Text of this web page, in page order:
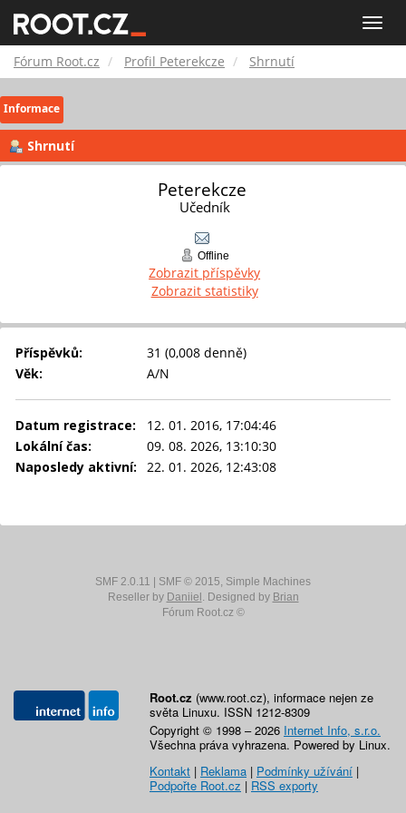
Toggle
Root.cz
Fórum Root.cz Profil Peterekcze Shrnutí
Informace
Shrnutí
Peterekcze
Učedník
Offline
Zobrazit příspěvky
Zobrazit statistiky
Příspěvků:
31 (0,008 denně)
Věk:
A/N
Datum registrace:
12. 01. 2016, 17:04:46
Lokální čas:
09. 08. 2026, 13:10:30
Naposledy aktivní:
22. 01. 2026, 12:43:08
SMF 2.0.11 SMF © 2015, Simple Machines
Reseller by Daniiel . Designed by Brian
Fórum Root.cz ©
Root.cz (www.root.cz), informace nejen ze
světa Linuxu. ISSN 1212-8309
Copyright © 1998 – 2026 Internet Info, s.r.o.
Všechna práva vyhrazena. Powered by Linux.
Kontakt | Reklama | Podmínky užívání |
Podpořte Root.cz | RSS exporty